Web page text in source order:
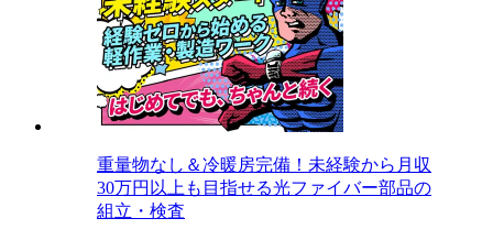
重量物なし＆冷暖房完備！未経験から月収
30万円以上も目指せる光ファイバー部品の
組立・検査